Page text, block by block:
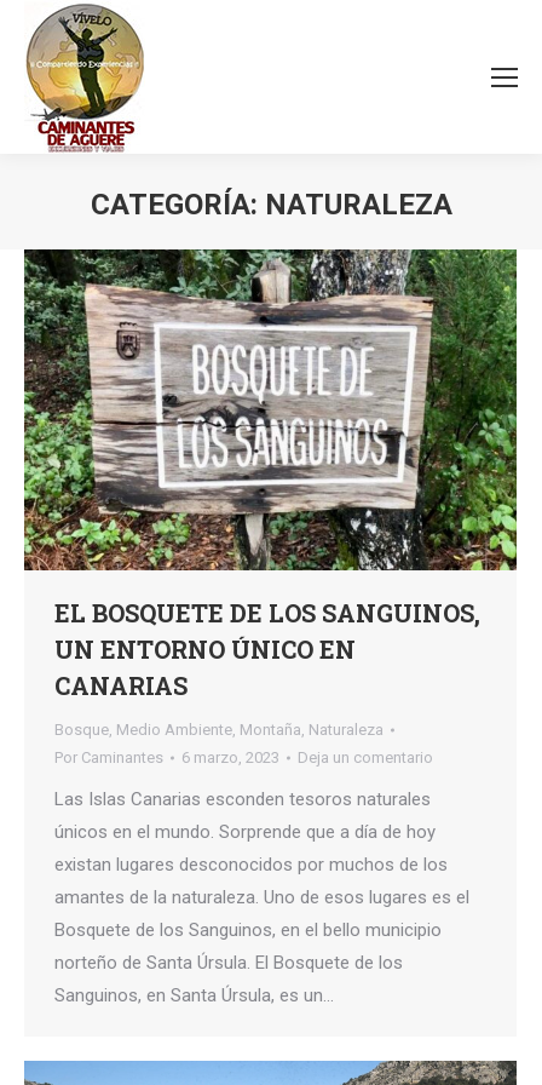
CATEGORÍA: NATURALEZA
EL BOSQUETE DE LOS SANGUINOS,
UN ENTORNO ÚNICO EN
CANARIAS
Bosque, Medio Ambiente, Montaña, Naturaleza
Por Caminantes 6 marzo, 2023 Deja un comentario
Las Islas Canarias esconden tesoros naturales
únicos en el mundo. Sorprende que a día de hoy
existan lugares desconocidos por muchos de los
amantes de la naturaleza. Uno de esos lugares es el
Bosquete de los Sanguinos, en el bello municipio
norteño de Santa Úrsula. El Bosquete de los
Sanguinos, en Santa Úrsula, es un…